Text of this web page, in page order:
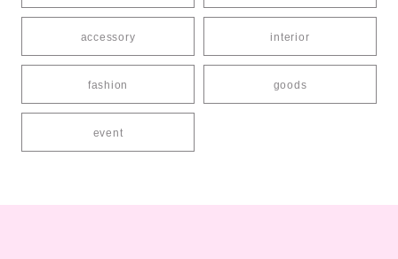
accessory interior
fashion goods
event